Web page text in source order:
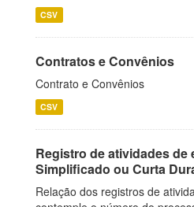
CSV
Contratos e Convênios
Contrato e Convênios
CSV
Registro de atividades de
Simplificado ou Curta
Relação dos registros de